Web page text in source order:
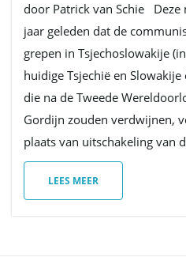
door Patrick van Schie Deze
jaar geleden dat de
grepen in Tsjechoslowakije
huidige Tsjechië en
die na de Tweede
Gordijn zouden verdwijnen,
plaats van uitschakeling van
LEES MEER